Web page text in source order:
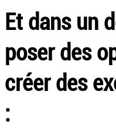
Et dans un
poser des
créer des
: